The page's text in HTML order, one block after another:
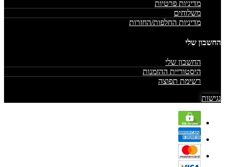
מדיניות פרטיות
משלוחים
מדיניות החלפות/החזרות
החשבון שלי
החשבון שלי
היסטוריית ההזמנות
רשימת תפוצה
נגישות